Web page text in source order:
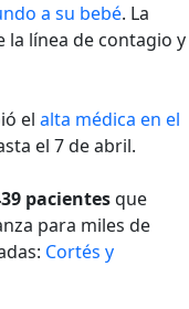
a su bebé. La
la línea de contagio y
el alta médica en el
el 7 de abril.
pacientesque
para miles de
Cortés y